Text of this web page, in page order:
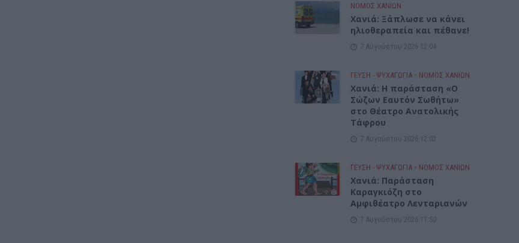
ΝΟΜΌΣ ΧΑΝΊΩΝ
Χανιά: Ξάπλωσε να κάνει
ηλιοθεραπεία και πέθανε!
7 Αυγούστου 2026 12:04
ΓΕΎΣΗ - ΨΥΧΑΓΩΓΊΑ • ΝΟΜΌΣ ΧΑΝΊΩΝ
Χανιά: Η παράσταση «Ο
Σώζων Εαυτόν Σωθήτω»
στο Θέατρο Ανατολικής
Τάφρου
7 Αυγούστου 2026 12:02
ΓΕΎΣΗ - ΨΥΧΑΓΩΓΊΑ • ΝΟΜΌΣ ΧΑΝΊΩΝ
Xανιά: Παράσταση
Καραγκιόζη στο
Αμφιθέατρο Λενταριανών
7 Αυγούστου 2026 11:50